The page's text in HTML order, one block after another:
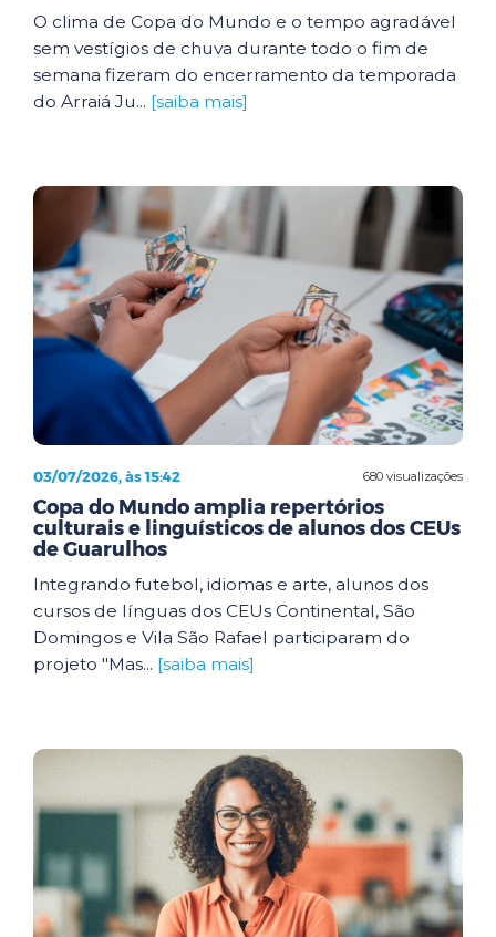
O clima de Copa do Mundo e o tempo agradável
sem vestígios de chuva durante todo o fim de
semana fizeram do encerramento da temporada
do Arraiá Ju... [saiba mais]
680 visualizações
03/07/2026, às 15:42
Copa do Mundo amplia repertórios
culturais e linguísticos de alunos dos CEUs
de Guarulhos
Integrando futebol, idiomas e arte, alunos dos
cursos de línguas dos CEUs Continental, São
Domingos e Vila São Rafael participaram do
projeto "Mas... [saiba mais]